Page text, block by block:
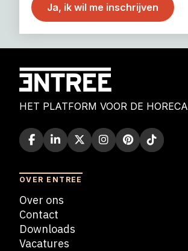
HET PLATFORM VOOR DE HORECA
OVER ENTREE
Over ons
Contact
Downloads
Vacatures